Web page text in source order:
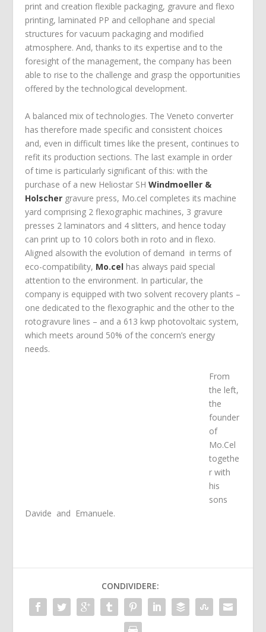
print and creation flexible packaging, gravure and flexo
printing, laminated PP and cellophane and special
structures for vacuum packaging and modified
atmosphere. And, thanks to its expertise and to the
foresight of the management, the company has been
able to rise to the challenge and grasp the opportunities
offered by the technological development.
A balanced mix of technologies. The Veneto converter
has therefore made specific and consistent choices
and, even in difficult times like the present, continues to
refit its production sections. The last example in order
of time is particularly significant of this: with the
purchase of a new Heliostar SHWindmoeller &
Holscher gravure press, Mo.cel completes its machine
yard comprising 2 flexographic machines, 3 gravure
presses 2 laminators and 4 slitters, and hence today
can print up to 10 colors both in roto and in flexo.
Aligned alsowith the evolution of demand in terms of
eco-compatibility, Mo.cel has always paid special
attention to the environment. In particular, the
company is equipped with two solvent recovery plants –
one dedicated to the flexographic and the other to the
rotogravure lines – and a 613 kwp photovoltaic system,
which meets around 50% of the concern’s energy
needs.
From
the left,
the
founder
of
Mo.Cel
togethe
r with
his
sons
Davide and Emanuele.
CONDIVIDERE: